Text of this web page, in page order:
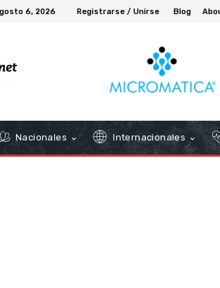
6, 2026 Registrarse / Unirse Blog
Nacionales Internacionales